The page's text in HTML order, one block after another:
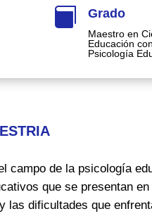
 Grado
Maestro en
Educación
Psicología
campo de la psicología
que se presentan
las dificultades que